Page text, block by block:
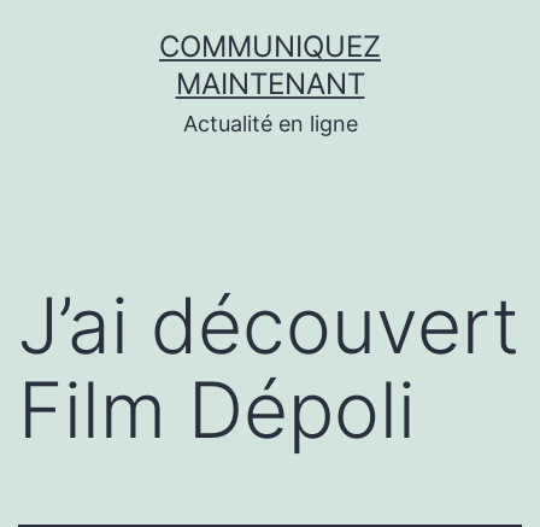
COMMUNIQUEZ
MAINTENANT
Actualité en ligne
J’ai découvert
Film Dépoli